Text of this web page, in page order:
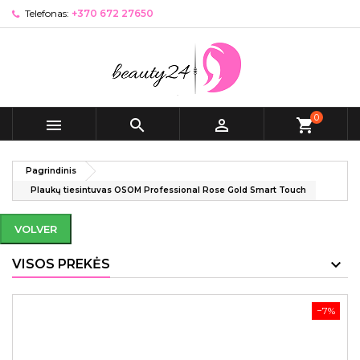
Telefonas: +370 672 27650
   shopping_cart0
Pagrindinis
Plaukų tiesintuvas OSOM Professional Rose Gold Smart Touch
VOLVER
VISOS PREKĖS
−7%